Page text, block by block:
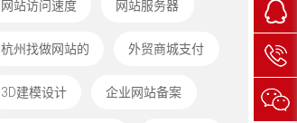
网站访问速度 网站服务器
杭州找做网站的 外贸商城支付
3D建模设计 企业网站备案